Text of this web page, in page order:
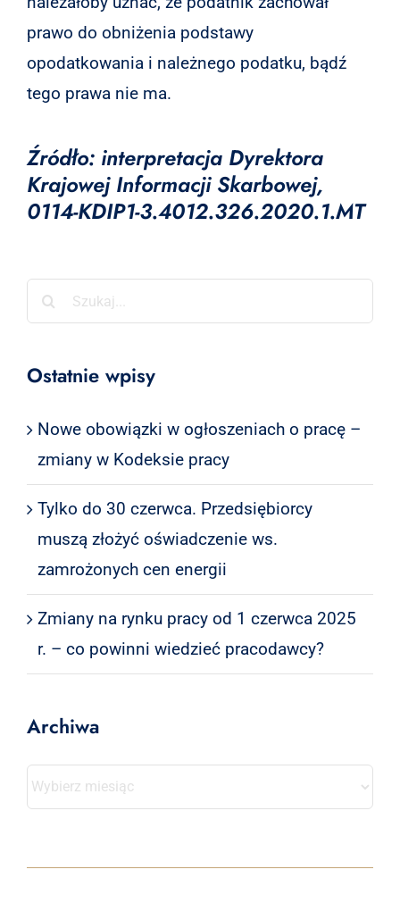
prawo do obniżenia podstawy
opodatkowania i należnego podatku, bądź
tego prawa nie ma.
Źródło: interpretacja Dyrektora
Krajowej Informacji Skarbowej,
0114-KDIP1-3.4012.326.2020.1.MT
Szukaj
Ostatnie wpisy
Nowe obowiązki w ogłoszeniach o pracę –
zmiany w Kodeksie pracy
Tylko do 30 czerwca. Przedsiębiorcy
muszą złożyć oświadczenie ws.
zamrożonych cen energii
Zmiany na rynku pracy od 1 czerwca 2025
r. – co powinni wiedzieć pracodawcy?
Archiwa
Archiwa